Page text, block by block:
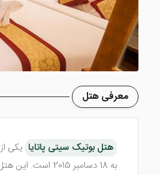
معرفی هتل
هتل بوتیک سیتی پاتایا
به 18 دسامبر 2015 است. این هتل با خدمات دهی خوب و قیمت مناسب خود به یکی از چهره های محبوب هتل در پاتایا بدل شده است.